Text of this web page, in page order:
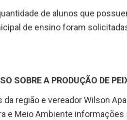
de alunos que
de ensino foram
SOBRE A PRODUÇÃO DE
região e vereador Wilson
e Meio Ambiente